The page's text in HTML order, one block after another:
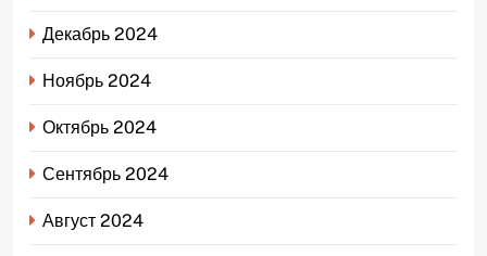
Декабрь 2024
Ноябрь 2024
Октябрь 2024
Сентябрь 2024
Август 2024